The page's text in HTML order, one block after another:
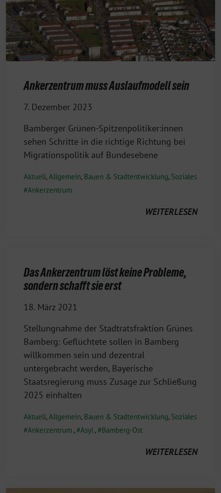
Ankerzentrum muss Auslaufmodell sein
7. Dezember 2023
Bamberger Grünen-Spitzenpolitiker:innen
sehen Schritte in die richtige Richtung bei
Migrationspolitik auf Bundesebene
Aktuell,Allgemein, Bauen & Stadtentwicklung, Soziales
Ankerzentrum
WEITERLESEN
Das Ankerzentrum löst keine Probleme,
sondern schafft sie erst
18. März 2021
Stellungnahme der Stadtratsfraktion Grünes
Bamberg: Geflüchtete sollen in Bamberg
willkommen sein und dezentral
untergebracht werden, Bayerische
Staatsregierung muss Zusage zur Schließung
2025 einhalten
Aktuell,Allgemein, Bauen & Stadtentwicklung, Soziales
Ankerzentrum , Asyl , Bamberg-Ost
WEITERLESEN